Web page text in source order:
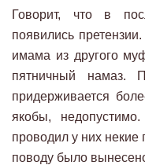
Говорит, что в
появились
имама из другого
пятничный намаз.
придерживается
якобы,
проводил у них некие
поводу было